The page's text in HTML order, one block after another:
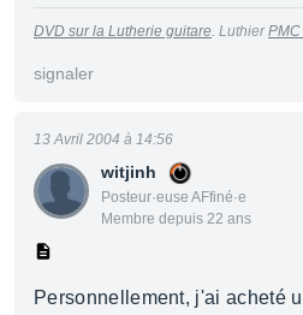
DVD sur la Lutherie guitare. Luthier
signaler
witjinh
Posteur·euse AFfiné·e
Membre depuis 22 ans
13 Avril 2004 à 14:56
Personnellement, j'ai acheté